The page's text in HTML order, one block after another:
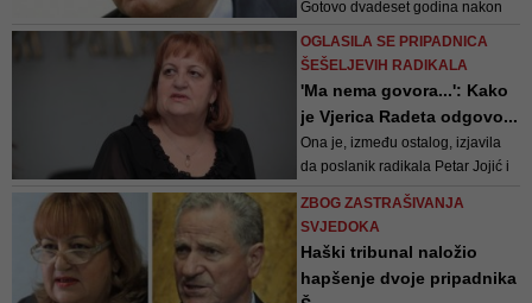
Gotovo dvadeset godina nakon
brojni mitovi i legende o
OGLASILA SE PRIPADNICA
ŠEŠELJEVIH RADIKALA
'Ma nema govora...': Kako
je Vjerica Radeta odgovo...
Ona je, između ostalog, izjavila
da poslanik radikala Petar Jojić i
ona nemaju namjeru da idu
ZBOG ZASTRAŠIVANJA
SVJEDOKA
Haški tribunal naložio
hapšenje dvoje pripadnika